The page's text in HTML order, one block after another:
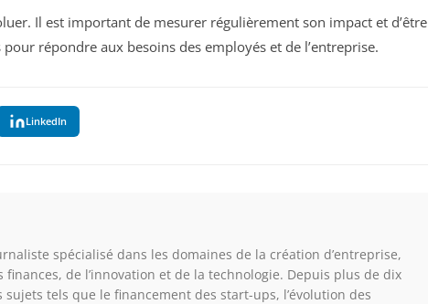
Il est important de mesurer régulièrement son impact et d’être
répondre aux besoins des employés et de l’entreprise.
LinkedIn
spécialisé dans les domaines de la création d’entreprise,
finances, de l’innovation et de la technologie. Depuis plus de dix
sujets tels que le financement des start-ups, l’évolution des